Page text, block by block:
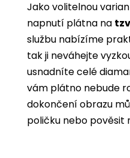
Jako volitelnou
napnutí plátna na
službu nabízíme
tak ji neváhejte
usnadníte celé
vám plátno nebude
dokončení obrazu
poličku nebo pověsit